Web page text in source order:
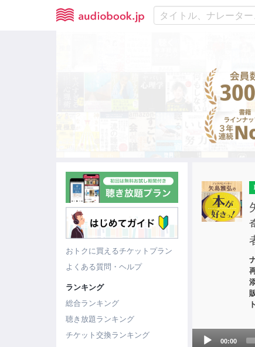
おトクに買えるチケットプラン
よくある質問・ヘルプ
ランキング
総合ランキング
聴き放題ランキング
チケット交換ランキング
Audio
00:00